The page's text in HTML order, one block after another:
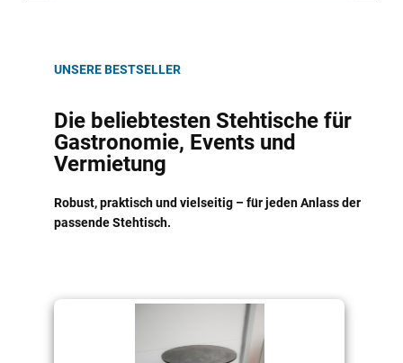
UNSERE BESTSELLER
Die beliebtesten Stehtische für
Gastronomie, Events und
Vermietung
Robust, praktisch und vielseitig – für jeden Anlass der
passende Stehtisch.